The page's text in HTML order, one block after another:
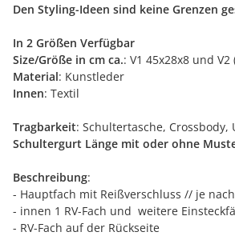
Den Styling-Ideen sind keine Grenzen
In 2 Größen Verfügbar
Size/Größe in cm ca.: V1 45x28x8 und
Material: Kunstleder
Innen: Textil
Tragbarkeit: Schultertasche, Crossbody,
Schultergurt Länge mit oder ohne
Beschreibung:
- Hauptfach mit Reißverschluss // je
- innen 1 RV-Fach und weitere
- RV-Fach auf der Rückseite